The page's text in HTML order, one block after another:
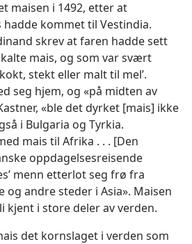
maisen i 1492, etter at
kommet til Vestindia.
skrev at faren hadde sett
mais, og som var svært
stekt eller malt til mel’.
seg hjem, og «på midten av
«ble det dyrket [mais] ikke
i Bulgaria og Tyrkia.
mais til Afrika . . . [Den
oppdagelsesreisende
menn etterlot seg frø fra
og andre steder i Asia». Maisen
kjent i store deler av verden.
det kornslaget i verden som